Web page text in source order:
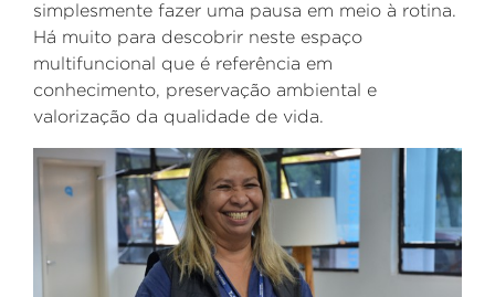
simplesmente fazer uma pausa em meio à rotina.
Há muito para descobrir neste espaço
multifuncional que é referência em
conhecimento, preservação ambiental e
valorização da qualidade de vida.